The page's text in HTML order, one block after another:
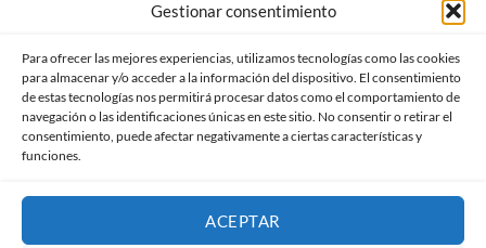
Gestionar consentimiento
Para ofrecer las mejores experiencias, utilizamos tecnologías como las cookies
para almacenar y/o acceder a la información del dispositivo. El consentimiento
de estas tecnologías nos permitirá procesar datos como el comportamiento de
navegación o las identificaciones únicas en este sitio. No consentir o retirar el
consentimiento, puede afectar negativamente a ciertas características y
funciones.
ACEPTAR
mini cúpula rosa eterna
Valorado
con
0
5
15,00€ c/IVA
AÑADIR AL CARRITO